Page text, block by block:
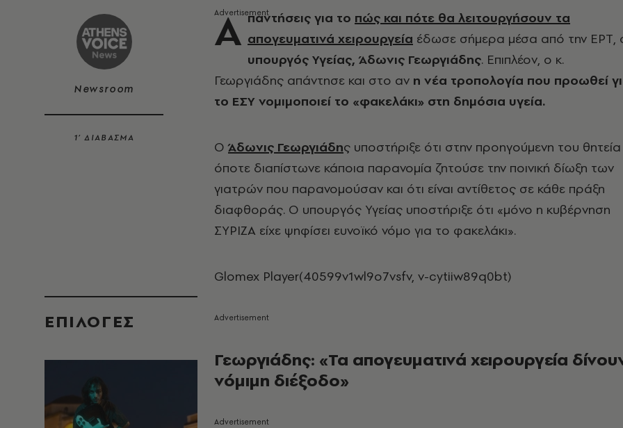
Newsroom
1’ ΔΙΑΒΑΣΜΑ
EΠΙΛΟΓΈΣ
Α παντήσεις για το πώς και πότε θα λειτουργήσουν τα
απογευματινά χειρουργεία έδωσε σήμερα μέσα από την ΕΡΤ,
υπουργός Υγείας, Άδωνις Γεωργιάδης. Επιπλέον, ο κ.
Γεωργιάδης απάντησε και στο αν η νέα τροπολογία που προωθεί
το ΕΣΥ νομιμοποιεί το «φακελάκι» στη δημόσια υγεία.
Ο Άδωνις Γεωργιάδης υποστήριξε ότι στην προηγούμενη του θητεία
όποτε διαπίστωνε κάποια παρανομία ζητούσε την ποινική δίωξη των
γιατρών που παρανομούσαν και ότι είναι αντίθετος σε κάθε πράξη
διαφθοράς. Ο υπουργός Υγείας υποστήριξε ότι «μόνο η κυβέρνηση
ΣΥΡΙΖΑ είχε ψηφίσει ευνοϊκό νόμο για το φακελάκι».
Glomex Player(40599v1wl9o7vsfv, v-cytiiw89q0bt)
Γεωργιάδης: «Τα απογευματινά χειρουργεία
νόμιμη διέξοδο»